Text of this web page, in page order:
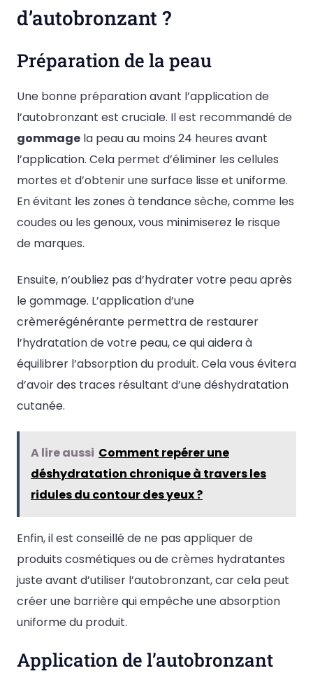
d’autobronzant ?
Préparation de la peau
Une bonne préparation avant l’application de
l’autobronzant est cruciale. Il est recommandé de
gommage la peau au moins 24 heures avant
l’application. Cela permet d’éliminer les cellules
mortes et d’obtenir une surface lisse et uniforme.
En évitant les zones à tendance sèche, comme les
coudes ou les genoux, vous minimiserez le risque
de marques.
Ensuite, n’oubliez pas d’hydrater votre peau après
le gommage. L’application d’une
crèmerégénérante permettra de restaurer
l’hydratation de votre peau, ce qui aidera à
équilibrer l’absorption du produit. Cela vous évitera
d’avoir des traces résultant d’une déshydratation
cutanée.
A lire aussi Comment repérer une
déshydratation chronique à travers les
ridules du contour des yeux ?
Enfin, il est conseillé de ne pas appliquer de
produits cosmétiques ou de crèmes hydratantes
juste avant d’utiliser l’autobronzant, car cela peut
créer une barrière qui empêche une absorption
uniforme du produit.
Application de l’autobronzant